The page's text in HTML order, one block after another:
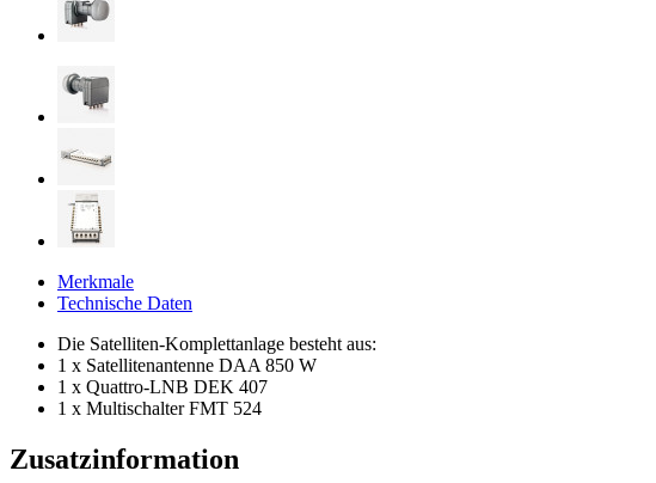
Merkmale
Technische Daten
Die Satelliten-Komplettanlage besteht aus:
1 x Satellitenantenne DAA 850 W
1 x Quattro-LNB DEK 407
1 x Multischalter FMT 524
Zusatzinformation